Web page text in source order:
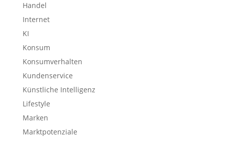
Handel
Internet
KI
Konsum
Konsumverhalten
Kundenservice
Künstliche Intelligenz
Lifestyle
Marken
Marktpotenziale